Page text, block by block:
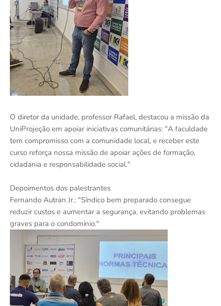
O diretor da unidade, professor Rafael, destacou a missão da
UniProjeção em apoiar iniciativas comunitárias: "A faculdade
tem compromisso com a comunidade local, e receber este
curso reforça nossa missão de apoiar ações de formação,
cidadania e responsabilidade social."
Depoimentos dos palestrantes
Fernando Autran Jr.: "Síndico bem preparado consegue
reduzir custos e aumentar a segurança, evitando problemas
graves para o condomínio."